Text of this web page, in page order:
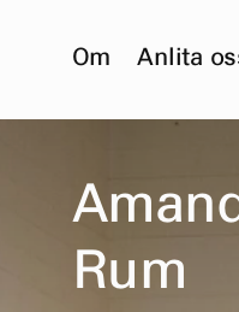
Om Anlita
Aman
Rum